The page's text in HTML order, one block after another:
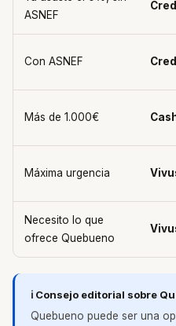
ASNEF
Con ASNEF
Más de 1.000€
Máxima urgencia
Necesito lo que
ofrece Quebueno
ℹ️ Consejo editorial sobre
Quebueno puede ser una